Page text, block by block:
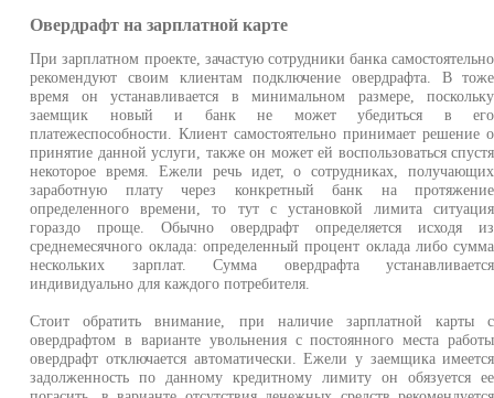
Овердрафт на зарплатной карте
При зарплатном проекте, зачастую сотрудники банка самостоятельно
рекомендуют своим клиентам подключение овердрафта. В тоже
время он устанавливается в минимальном размере, поскольку
заемщик новый и банк не может убедиться в его
платежеспособности. Клиент самостоятельно принимает решение о
принятие данной услуги, также он может ей воспользоваться спустя
некоторое время. Ежели речь идет, о сотрудниках, получающих
заработную плату через конкретный банк на протяжение
определенного времени, то тут с установкой лимита ситуация
гораздо проще. Обычно овердрафт определяется исходя из
среднемесячного оклада: определенный процент оклада либо сумма
нескольких зарплат. Сумма овердрафта устанавливается
индивидуально для каждого потребителя.
Стоит обратить внимание, при наличие зарплатной карты с
овердрафтом в варианте увольнения с постоянного места работы
овердрафт отключается автоматически. Ежели у заемщика имеется
задолженность по данному кредитному лимиту он обязуется ее